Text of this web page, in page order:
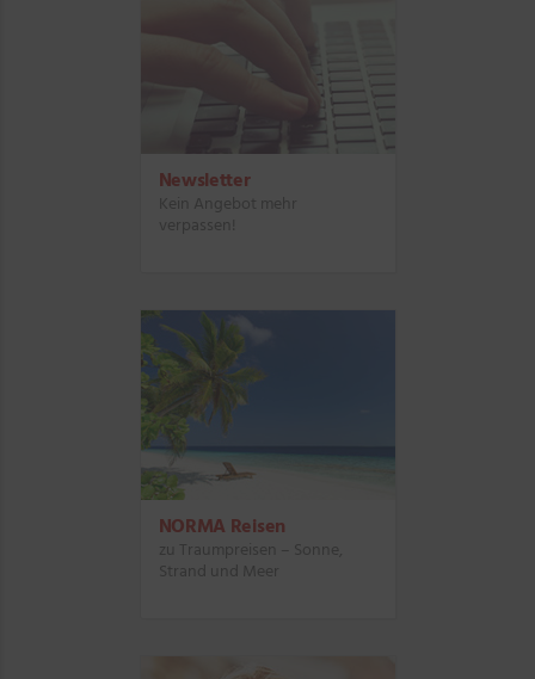
Newsletter
Kein Angebot mehr
verpassen!
NORMA Reisen
zu Traumpreisen – Sonne,
Strand und Meer